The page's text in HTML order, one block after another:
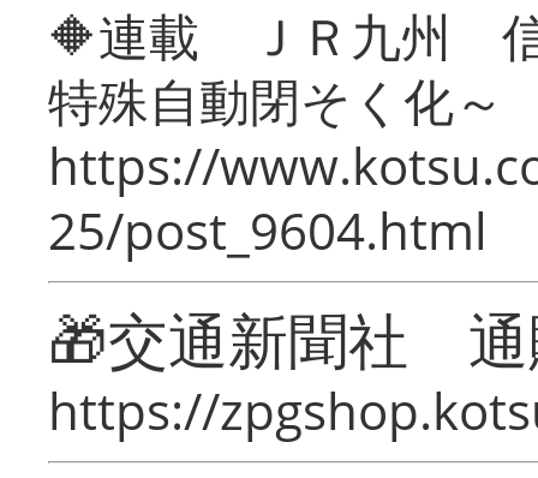
🔶連載 ＪＲ九州 信
特殊自動閉そく化～
https://
25/post_9604.html
🎁交通新聞社
https://